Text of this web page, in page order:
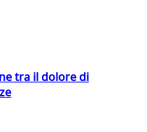
tra il dolore di